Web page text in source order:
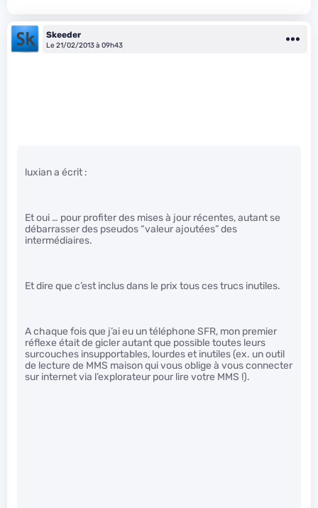
Skeeder
Le 21/02/2013 à 09h43
luxian a écrit :
Et oui … pour profiter des mises à jour récentes, autant se
débarrasser des pseudos “valeur ajoutées” des
intermédiaires.
Et dire que c’est inclus dans le prix tous ces trucs inutiles.
A chaque fois que j’ai eu un téléphone SFR, mon premier
réflexe était de gicler autant que possible toutes leurs
surcouches insupportables, lourdes et inutiles (ex. un outil
de lecture de MMS maison qui vous oblige à vous connecter
sur internet via l’explorateur pour lire votre MMS !).